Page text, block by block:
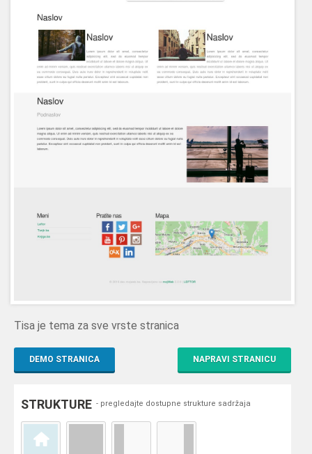
Tisa je tema za sve vrste stranica
DEMO STRANICA NAPRAVI STRANICU
STRUKTURE - pregledajte dostupne strukture sadržaja